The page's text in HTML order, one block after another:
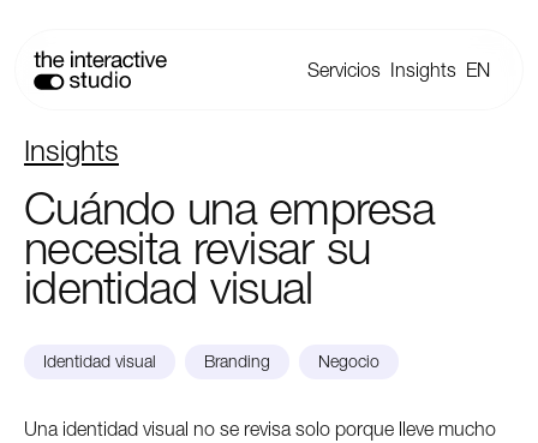
Servicios Insights EN
Insights
Cuándo una empresa
necesita revisar su
identidad visual
Identidad visual Branding Negocio
Una identidad visual no se revisa solo porque lleve mucho